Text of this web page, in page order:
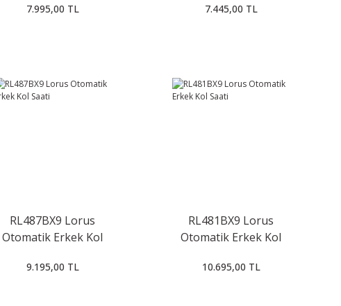
7.995,00 TL 7.445,00 TL
RL487BX9 Lorus
Otomatik Erkek Kol
9.195,00 TL
RL481BX9 Lorus
Otomatik Erkek Kol
10.695,00 TL